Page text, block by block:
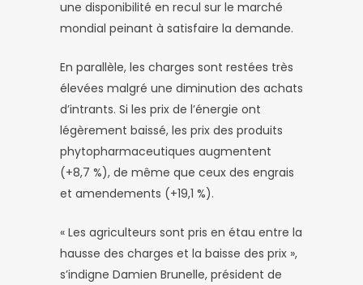
une disponibilité en recul sur le marché
mondial peinant à satisfaire la demande.
En parallèle, les charges sont restées très
élevées malgré une diminution des achats
d’intrants. Si les prix de l’énergie ont
légèrement baissé, les prix des produits
phytopharmaceutiques augmentent
(+8,7 %), de même que ceux des engrais
et amendements (+19,1 %).
« Les agriculteurs sont pris en étau entre la
hausse des charges et la baisse des prix »,
s’indigne Damien Brunelle, président de